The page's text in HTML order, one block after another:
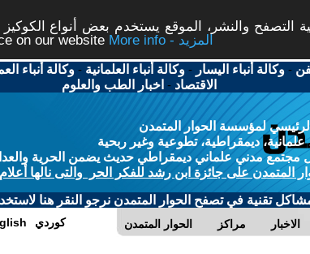
التصفح والنشر، الموقع يستخدم بعض أنواع
on our website
More info - المزيد
-وكالة أنباء اليسار -وكالة أنباء العلمانية -وكالة أنباء
الاقتصاد - اخبار الطب والعلوم
لمؤسسة الحوار المتمدن
علمانية، ديمقراطية، تطوعية وغير ربحية
مدني علماني ديمقراطي حديث يضمن الحرية
المتمدن على جائزة ابن رشد للفكر الحر والتى نالها
مشاكل تقنية في تصفح الحوار المتمدن نرجو النقر هنا
الحوار المتمدن مراكز الاخبار كوردي